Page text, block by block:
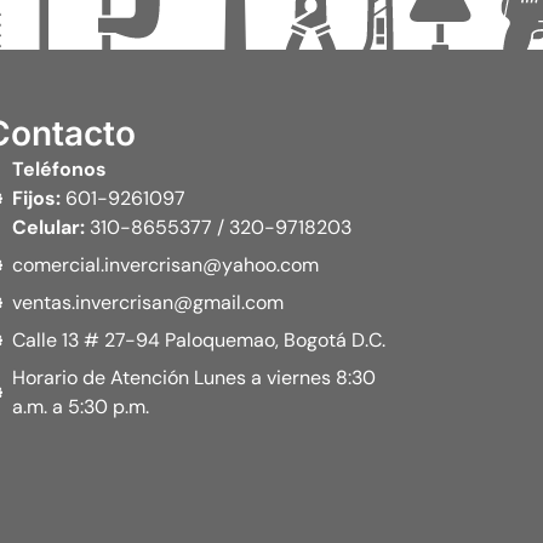
Teléfonos
Fijos: 601-9261097
Celular: 310-8655377 / 320-9718203
comercial.invercrisan@yahoo.com
ventas.invercrisan@gmail.com
Calle 13 # 27-94 Paloquemao, Bogotá D.C.
Horario de Atención Lunes a viernes 8:30
a.m. a 5:30 p.m.